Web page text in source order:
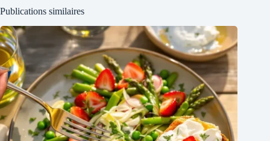
Publications similaires